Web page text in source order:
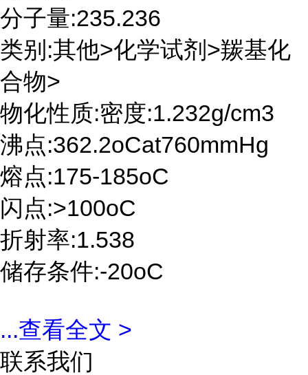
分子量:235.236
类别:其他>化学试剂>羰基化
合物>
物化性质:密度:1.232g/cm3
沸点:362.2oCat760mmHg
熔点:175-185oC
闪点:>100oC
折射率:1.538
储存条件:-20oC
...查看全文 >
联系我们